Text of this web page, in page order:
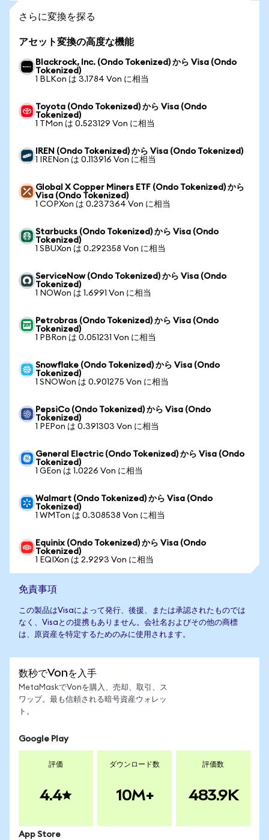
さらに変換を探る
アセット変換の高度な機能
Blackrock, Inc. (Ondo Tokenized) から Visa (Ondo
Tokenized)
1 BLKon は 3.1784 Von に相当
Toyota (Ondo Tokenized) から Visa (Ondo
Tokenized)
1 TMon は 0.523129 Von に相当
IREN (Ondo Tokenized) から Visa (Ondo Tokenized)
1 IRENon は 0.113916 Von に相当
Global X Copper Miners ETF (Ondo Tokenized) から
Visa (Ondo Tokenized)
1 COPXon は 0.237364 Von に相当
Starbucks (Ondo Tokenized) から Visa (Ondo
Tokenized)
1 SBUXon は 0.292358 Von に相当
ServiceNow (Ondo Tokenized) から Visa (Ondo
Tokenized)
1 NOWon は 1.6991 Von に相当
Petrobras (Ondo Tokenized) から Visa (Ondo
Tokenized)
1 PBRon は 0.051231 Von に相当
Snowflake (Ondo Tokenized) から Visa (Ondo
Tokenized)
1 SNOWon は 0.901275 Von に相当
PepsiCo (Ondo Tokenized) から Visa (Ondo
Tokenized)
1 PEPon は 0.391303 Von に相当
General Electric (Ondo Tokenized) から Visa (Ondo
Tokenized)
1 GEon は 1.0226 Von に相当
Walmart (Ondo Tokenized) から Visa (Ondo
Tokenized)
1 WMTon は 0.308538 Von に相当
Equinix (Ondo Tokenized) から Visa (Ondo
Tokenized)
1 EQIXon は 2.9293 Von に相当
免責事項
この製品はVisaによって発行、後援、または承認されたものでは
なく、Visaとの提携もありません。会社名およびその他の商標
は、原資産を特定するためのみに使用されます。
数秒でVonを入手
MetaMaskでVonを購入、売却、取引、ス
ワップ。最も信頼される暗号資産ウォレッ
ト。
Google Play
評価
4.4
ダウンロード数
10M+
評価数
483.9K
App Store